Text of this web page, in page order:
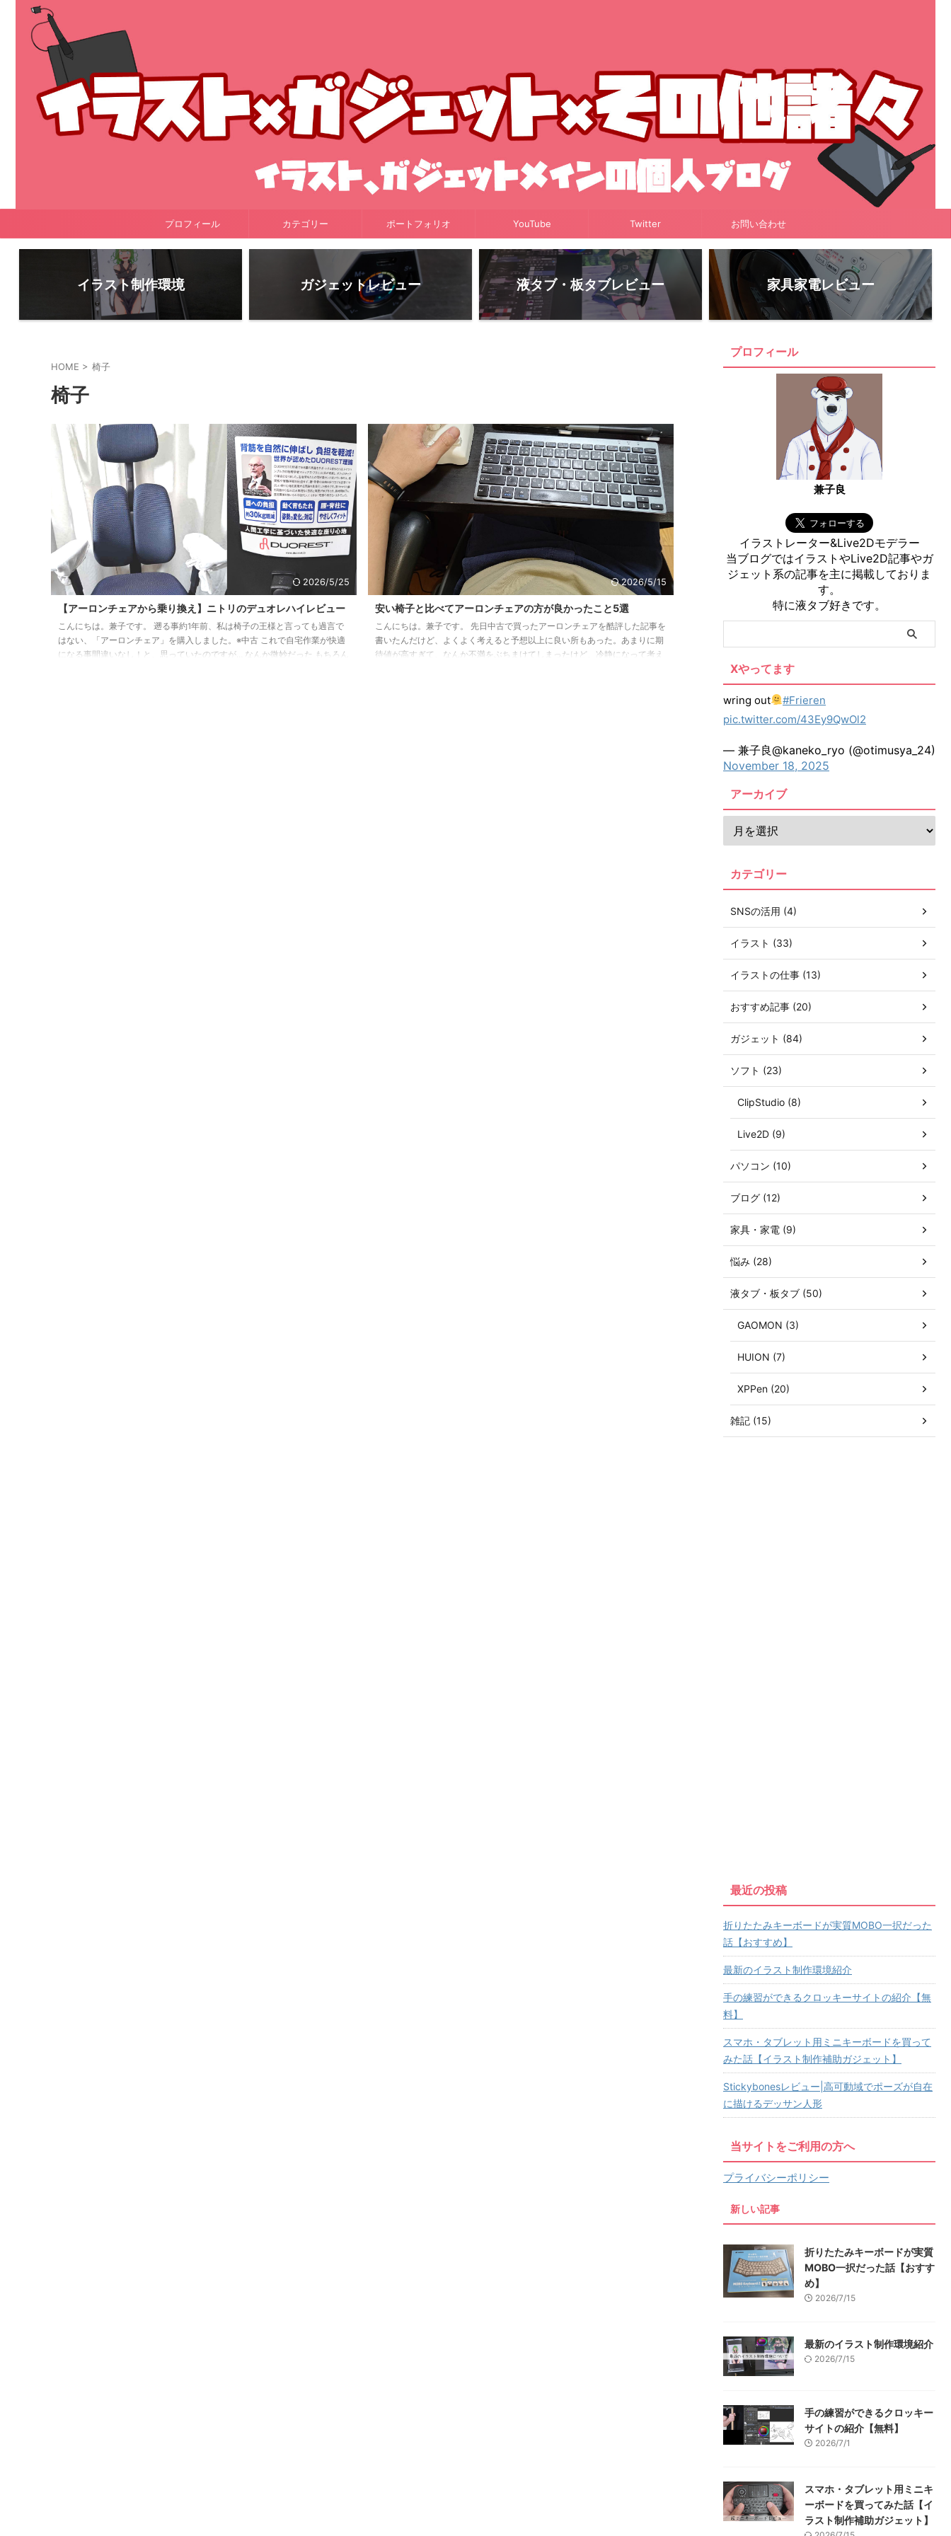
プロフィール カテゴリー ポートフォリオ YouTube Twitter お問い合わせ
イラスト制作環境 ガジェットレビュー 液タブ・板タブレビュー 家具家電レビュー
HOME > 椅子
椅子
2026/5/25
【アーロンチェアから乗り換え】ニトリのデュオレハイレビュー
こんにちは。兼子です。 遡る事約1年前、私は椅子の王様と言っても過言で
はない、「アーロンチェア」を購入しました。※中古 これで自宅作業が快適
になる事間違いなし！と、思っていたのですが… なんか微妙だった もちろん
2026/5/15
安い椅子と比べてアーロンチェアの方が良かったこと5選
こんにちは。兼子です。 先日中古で買ったアーロンチェアを酷評した記事を
書いたんだけど、よくよく考えると予想以上に良い所もあった。あまりに期
待値が高すぎて、なんか不満をぶちまけてしまったけど、冷静になって考え
プロフィール
兼子良
イラストレーター&Live2Dモデラー
当ブログではイラストやLive2D記事やガ
ジェット系の記事を主に掲載しておりま
す。
特に液タブ好きです。
Xやってます
wring out
#Frieren
pic.twitter.com/43Ey9QwOl2
— 兼子良@kaneko_ryo (@otimusya_24)
November 18, 2025
アーカイブ
カテゴリー
SNSの活用 (4)
イラスト (33)
イラストの仕事 (13)
おすすめ記事 (20)
ガジェット (84)
ソフト (23)
ClipStudio (8)
Live2D (9)
パソコン (10)
ブログ (12)
家具・家電 (9)
悩み (28)
液タブ・板タブ (50)
GAOMON (3)
HUION (7)
XPPen (20)
雑記 (15)
最近の投稿
折りたたみキーボードが実質MOBO一択だった
話【おすすめ】
最新のイラスト制作環境紹介
手の練習ができるクロッキーサイトの紹介【無
料】
スマホ・タブレット用ミニキーボードを買って
みた話【イラスト制作補助ガジェット】
Stickybonesレビュー|高可動域でポーズが自在
に描けるデッサン人形
当サイトをご利用の方へ
プライバシーポリシー
新しい記事
折りたたみキーボードが実質
MOBO一択だった話【おすす
め】
2026/7/15
最新のイラスト制作環境紹介
2026/7/15
手の練習ができるクロッキー
サイトの紹介【無料】
2026/7/1
スマホ・タブレット用ミニキ
ーボードを買ってみた話【イ
ラスト制作補助ガジェット】